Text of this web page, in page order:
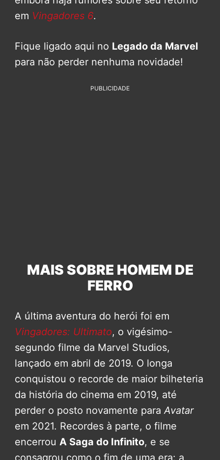
em Vingadores 6.
Fique ligado aqui no Legado da Marvel
para não perder nenhuma novidade!
PUBLICIDADE
MAIS SOBRE HOMEM DE
FERRO
A última aventura do herói foi em
Vingadores: Ultimato, o vigésimo-
segundo filme da Marvel Studios,
lançado em abril de 2019. O longa
conquistou o recorde de maior bilheteria
da história do cinema em 2019, até
perder o posto novamente paraAvatar
em 2021. Recordes à parte, o filme
encerrou A Saga do Infinito, e se
consagrou como o fim de uma era: a